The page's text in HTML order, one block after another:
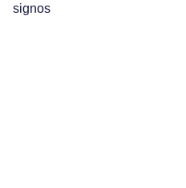
signos